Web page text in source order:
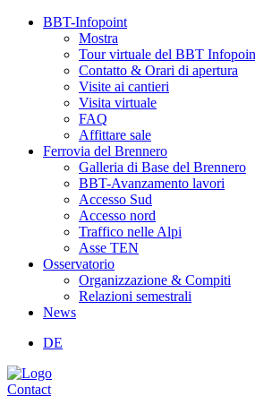
BBT-Infopoint
Mostra
Tour virtuale del BBT
Contatto & Orari di apertura
Visite ai cantieri
Visita virtuale
FAQ
Affittare sale
Ferrovia del Brennero
Galleria di Base del Brennero
BBT-Avanzamento lavori
Accesso Sud
Accesso nord
Traffico nelle Alpi
Asse TEN
Osservatorio
Organizzazione & Compiti
Relazioni semestrali
News
DE
Contact